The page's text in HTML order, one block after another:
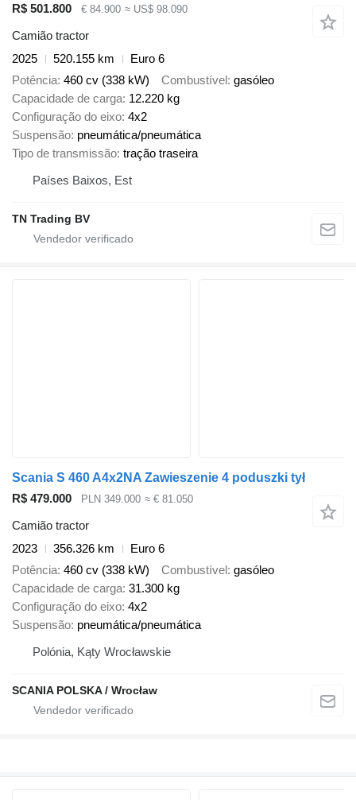
R$ 501.800 € 84.900 ≈ US$ 98.090
Camião tractor
2025
520.155 km
Euro 6
Potência 460 cv (338 kW) Combustível gasóleo
Capacidade de carga 12.220 kg
Configuração do eixo 4x2
Suspensão pneumática/pneumática
Tipo de transmissão tração traseira
Países Baixos, Est
TN Trading BV
Scania S 460 A4x2NA Zawieszenie 4 poduszki tył
R$ 479.000
PLN 349.000 ≈ € 81.050
Camião tractor
2023
356.326 km
Euro 6
Potência 460 cv (338 kW) Combustível gasóleo
Capacidade de carga 31.300 kg
Configuração do eixo 4x2
Suspensão pneumática/pneumática
Polónia, Kąty Wrocławskie
SCANIA POLSKA / Wrocław